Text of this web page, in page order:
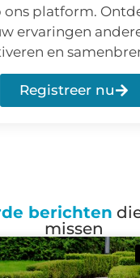
ons platform.
ervaringen
en
Registreer nu
berichten
missen